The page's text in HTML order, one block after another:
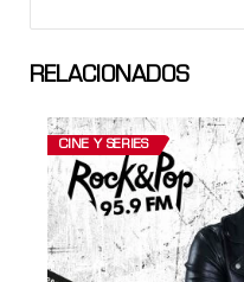
RELACIONADOS
CINE Y SERIES